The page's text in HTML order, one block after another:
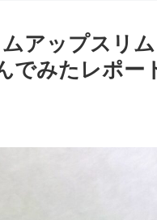
アップスリム
でみたレポー